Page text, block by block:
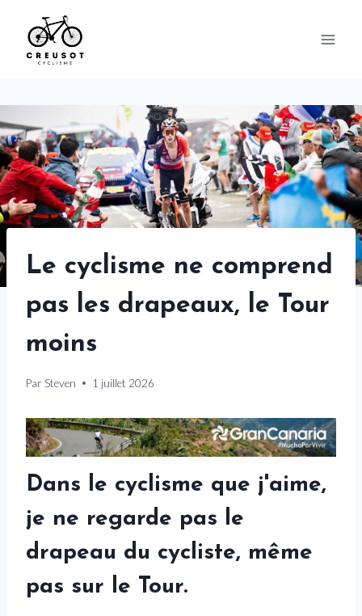
content
Le cyclisme ne comprend
pas les drapeaux, le Tour
moins
Par Steven 1 juillet 2026
Dans le cyclisme que j'aime,
je ne regarde pas le
drapeau du cycliste, même
pas sur le Tour.